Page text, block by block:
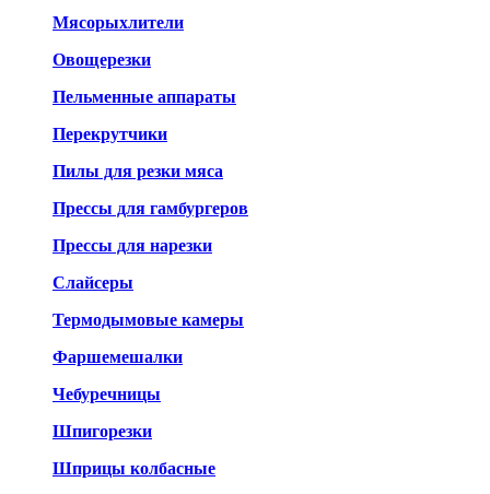
Мясорыхлители
Овощерезки
Пельменные аппараты
Перекрутчики
Пилы для резки мяса
Прессы для гамбургеров
Прессы для нарезки
Слайсеры
Термодымовые камеры
Фаршемешалки
Чебуречницы
Шпигорезки
Шприцы колбасные